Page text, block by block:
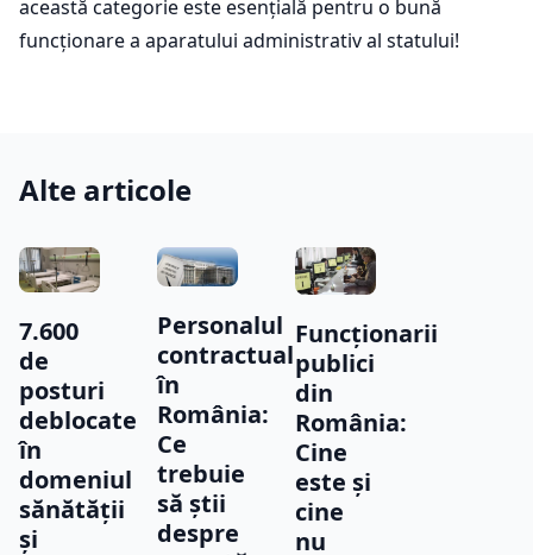
această categorie este esențială pentru o bună
funcționare a aparatului administrativ al statului!
Alte articole
7.600
de
posturi
deblocate
în
domeniul
sănătății
și
Personalul
contractual
în
România:
Ce
trebuie
să știi
despre
Funcționarii
publici
din
România:
Cine
este și
cine
nu